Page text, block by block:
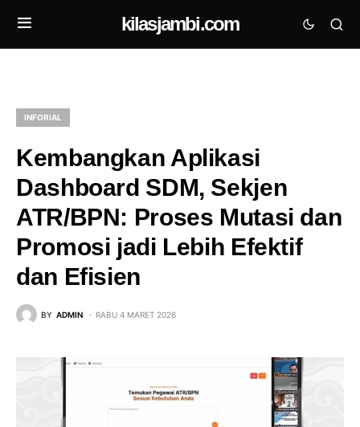
kilasjambi.com
INFORIAL
Kembangkan Aplikasi
Dashboard SDM, Sekjen
ATR/BPN: Proses Mutasi dan
Promosi jadi Lebih Efektif
dan Efisien
BY ADMIN RABU 4 MARET 2026